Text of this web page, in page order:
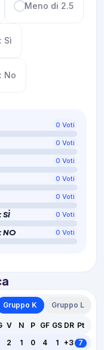
Meno di 2.5
Sì
No
0 Voti
0 Voti
0 Voti
0 Voti
0 Voti
SÌ 0 Voti
NO 0 Voti
Gruppo K Gruppo L
V N P GF GS DR Pt
2 1 0 4 1 +3 7